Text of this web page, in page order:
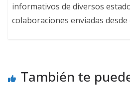
informativos de diversos
colaboraciones enviadas
También te